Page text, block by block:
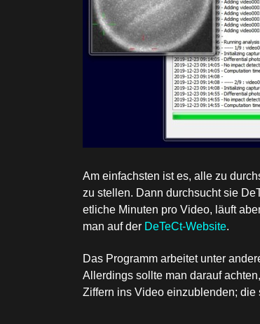
Am einfachsten ist es, alle zu
zu stellen. Dann durchsucht sie
etliche Minuten pro Video, läuft
man auf der DeTeCt-Website.
Das Programm arbeitet unter
Allerdings sollte man darauf
Ziffern ins Video einzublenden; die